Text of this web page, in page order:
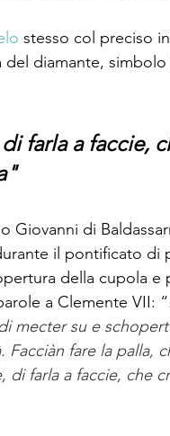
stesso col preciso
diamante,
farla a faccie,
Giovanni di
il pontificato di
della cupola e
a Clemente VII: “
mecter su e
fare la palla,
di farla a faccie, che